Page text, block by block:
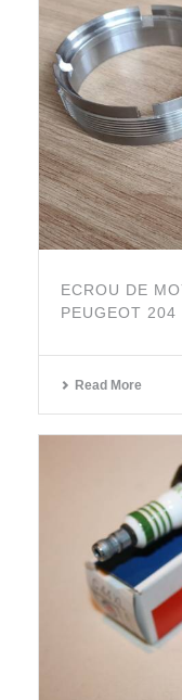
ECROU DE
PEUGEOT 204
Read More